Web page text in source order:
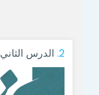
2. الدرس الثاني